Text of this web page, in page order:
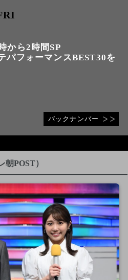
から2時間SP
パフォーマンスBEST30を
バックナンバー
POST）